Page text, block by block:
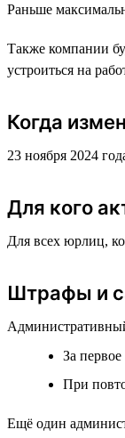
Раньше
Также компании
устроиться на
Когда
23 ноября 2024
Для кого
Для всех юрлиц,
Штрафы и
За
При
Ещё один